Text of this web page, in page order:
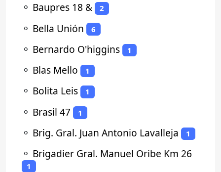
⚬ Baupres 18 & 2
⚬ Bella Unión 6
⚬ Bernardo O'higgins 1
⚬ Blas Mello 1
⚬ Bolita Leis 1
⚬ Brasil 47 1
⚬ Brig. Gral. Juan Antonio Lavalleja 1
⚬ Brigadier Gral. Manuel Oribe Km 26
1